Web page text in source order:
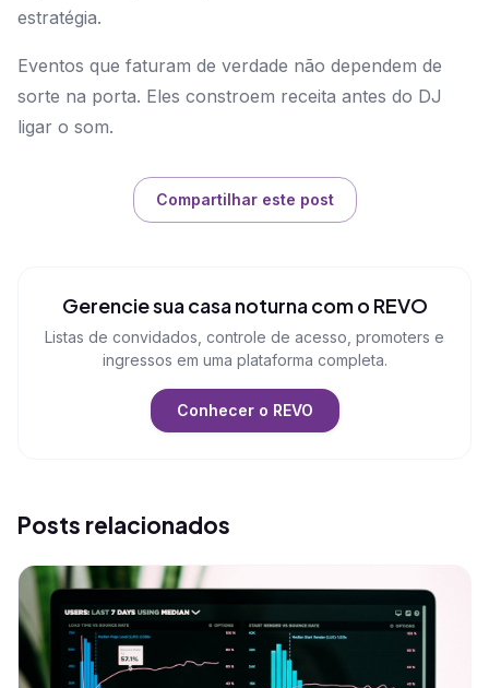
estratégia.
Eventos que faturam de verdade não dependem de
sorte na porta. Eles constroem receita antes do DJ
ligar o som.
Compartilhar este post
Gerencie sua casa noturna com o REVO
Listas de convidados, controle de acesso, promoters e
ingressos em uma plataforma completa.
Conhecer o REVO
Posts relacionados